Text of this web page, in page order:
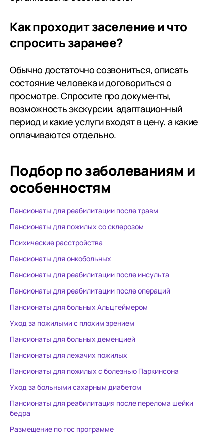
Как проходит заселение и что
спросить заранее?
Обычно достаточно созвониться, описать
состояние человека и договориться о
просмотре. Спросите про документы,
возможность экскурсии, адаптационный
период и какие услуги входят в цену, а какие
оплачиваются отдельно.
Подбор по заболеваниям и
особенностям
Пансионаты для реабилитации после травм
Пансионаты для пожилых со склерозом
Психические расстройства
Пансионаты для онкобольных
Пансионаты для реабилитации после инсульта
Пансионаты для реабилитации после операций
Пансионаты для больных Альцгеймером
Уход за пожилыми с плохим зрением
Пансионаты для больных деменцией
Пансионаты для лежачих пожилых
Пансионаты для пожилых с болезнью Паркинсона
Уход за больными сахарным диабетом
Пансионаты для реабилитация после перелома шейки
бедра
Размещение по гос программе